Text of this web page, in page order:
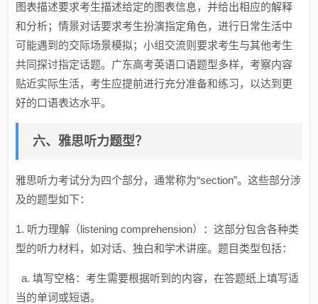
图表描述要求考生描述给定的图表信息，并给出相应的解释
和分析；情景对话要求考生扮演指定角色，进行日常生活中
可能遇到的交际场景模拟；小组交流则要求考生与其他考生
共同探讨指定话题。广东高考英语口语题型多样，考察内容
贴近实际生活，考生应提前进行充分准备和练习，以达到更
好的口语表达水平。
六、雅思听力题型？
雅思听力考试分为四个部分，通常称为“section”。这些部分涉
及的题型如下：
1. 听力理解（listening comprehension）：这部分包含各种类
型的听力材料，如对话、独白和学术讲座。题目类型包括：
a. 填写空格：考生需要根据听到的内容，在答题纸上填写适
当的单词或短语。